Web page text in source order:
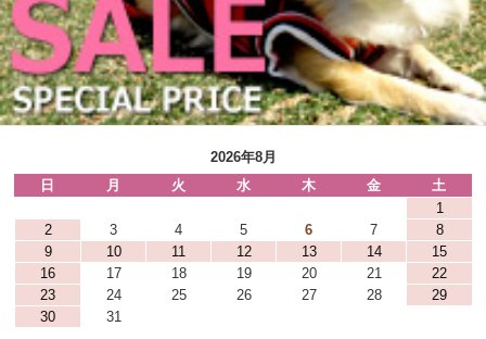
2026年8月
日
月 火 水 木 金
土
1
2
3 4 5 6 7
8
9
10 11 12 13 14
15
16
17 18 19 20 21
22
23
24 25 26 27 28
29
30
31